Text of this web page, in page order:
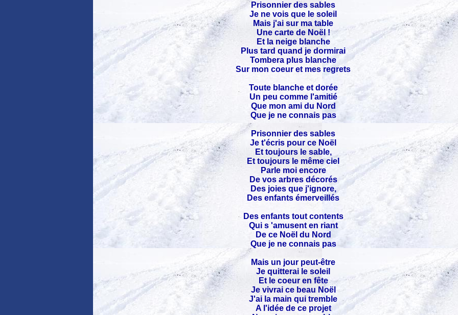
Prisonnier des sables
Je ne vois que le soleil
Mais j'ai sur ma table
Une carte de Noël !
Et la neige blanche
Plus tard quand je dormirai
Tombera plus blanche
Sur mon coeur et mes regrets
Toute blanche et dorée
Un peu comme l'amitié
Que mon ami du Nord
Que je ne connais pas
Prisonnier des sables
Je t'écris pour ce Noël
Et toujours le sable,
Et toujours le même ciel
Parle moi encore
De vos arbres décorés
Des joies que j'ignore,
Des enfants émerveillés
Des enfants tout contents
Qui s 'amusent en riant
De ce Noël du Nord
Que je ne connais pas
Mais un jour peut-être
Je quitterai le soleil
Et le coeur en fête
Je vivrai ce beau Noël
J'ai la main qui tremble
A l'idée de ce projet